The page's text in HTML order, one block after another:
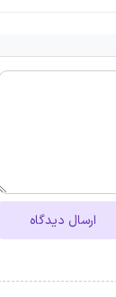
ارسال دیدگاه